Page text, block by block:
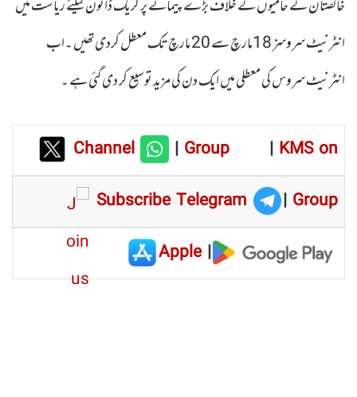
خالصتان کے حامیوں کے خلاف بڑے پیمانے پر کریک ڈائون کیلئے ریاست میں
انٹرنیٹ سروسز 18مارچ سے 20 مارچ تک معطل کردی تھیں ۔اب
انٹرنیٹ سروس کی معطلی میں ایک دن کی مزید توسیع کر دی گئی ہے ۔
Channel |Group | KMS on
Subscribe Telegram
| Group
|
Apple